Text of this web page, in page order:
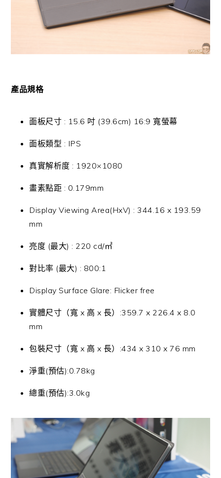
產品規格
面板尺寸 : 15.6 吋 (39.6cm) 16:9 寬螢幕
面板類型 : IPS
真實解析度 : 1920×1080
畫素點距 : 0.179mm
Display Viewing Area(HxV) : 344.16 x 193.59
mm
亮度 (最大) : 220 cd/㎡
對比率 (最大) : 800:1
Display Surface Glare: Flicker free
實體尺寸（寬 x 高 x 長）:359.7 x 226.4 x 8.0
mm
包裝尺寸（寬 x 高 x 長）:434 x 310 x 76 mm
淨重(預估):0.78kg
總重(預估):3.0kg